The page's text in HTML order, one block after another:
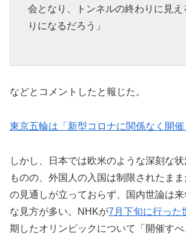
会となり、トンネルの終わりに見え
りになるだろう」
などとコメントしたと報じた。
東京五輪は「新型コロナに関係なく開
しかし、日本では欧米のような深刻な
ものの、外国人の入国は制限されたま
の見通しが立っておらず、国内世論は
な見方が多い。NHKが7月下旬に行った
期したオリンピックについて「開催す